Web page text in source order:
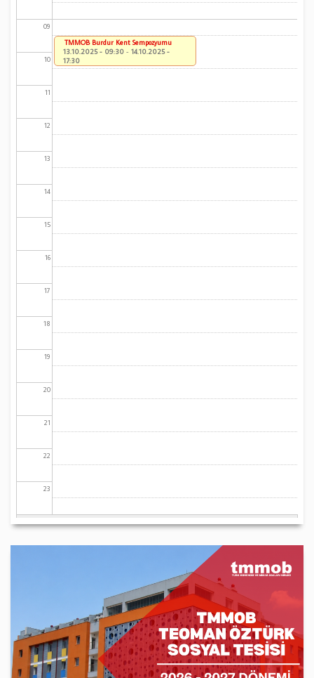
09
10
11
12
13
14
15
16
17
18
19
20
21
22
23
TMMOB Burdur Kent Sempozyumu
13.10.2025 - 09:30 -14.10.2025 -
17:30